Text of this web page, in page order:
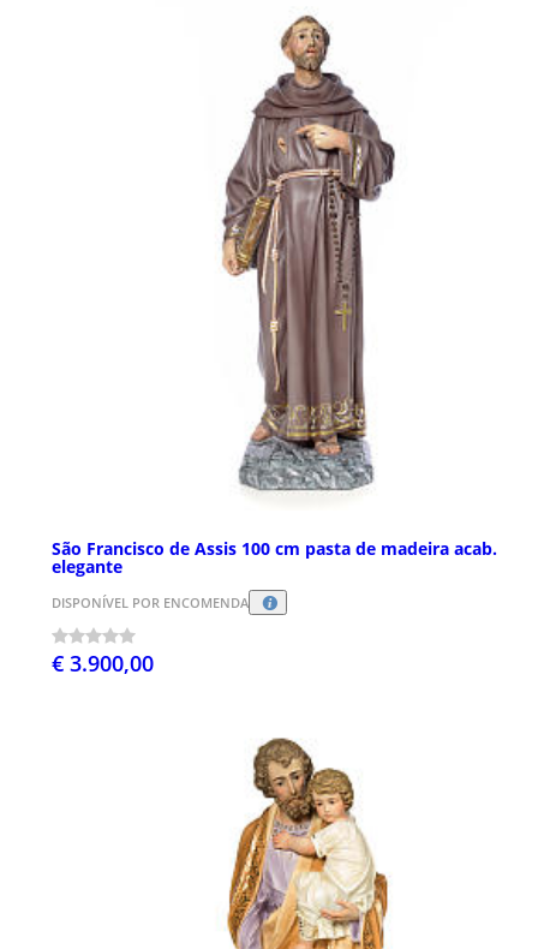
São Francisco de Assis 100 cm pasta de madeira acab.
elegante
DISPONÍVEL POR ENCOMENDA
€ 3.900,00